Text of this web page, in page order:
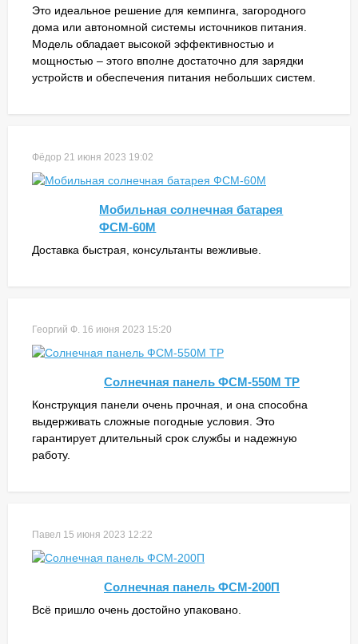
Это идеальное решение для кемпинга, загородного
дома или автономной системы источников питания.
Модель обладает высокой эффективностью и
мощностью – этого вполне достаточно для зарядки
устройств и обеспечения питания небольших систем.
Фёдор 21 июня 2023 19:02
Мобильная солнечная батарея
ФСМ-60М
Доставка быстрая, консультанты вежливые.
Георгий Ф. 16 июня 2023 15:20
Солнечная панель ФСМ-550М ТР
Конструкция панели очень прочная, и она способна
выдерживать сложные погодные условия. Это
гарантирует длительный срок службы и надежную
работу.
Павел 15 июня 2023 12:22
Солнечная панель ФСМ-200П
Всё пришло очень достойно упаковано.